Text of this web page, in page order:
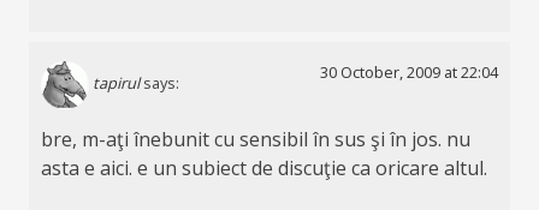
tapirul says:
30 October, 2009 at 22:04
bre, m-aţi înebunit cu sensibil în sus şi în jos. nu
asta e aici. e un subiect de discuţie ca oricare altul.